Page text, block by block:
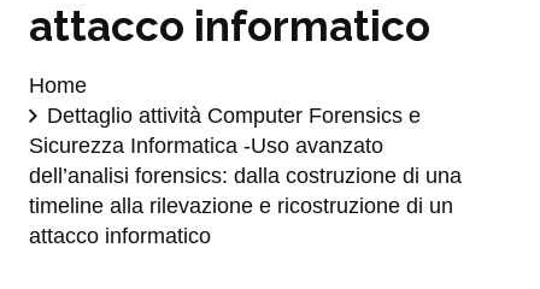
attacco informatico
Home
Dettaglio attività Computer Forensics e
Sicurezza Informatica -Uso avanzato
dell’analisi forensics: dalla costruzione di una
timeline alla rilevazione e ricostruzione di un
attacco informatico